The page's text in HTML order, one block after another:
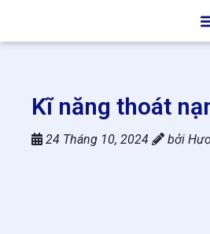
Kĩ năng thoát
24 Tháng 10, 2024 bởi